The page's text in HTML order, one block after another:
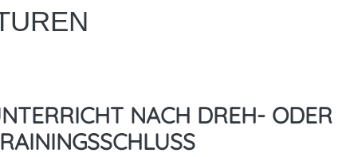
NACH DREH- ODER